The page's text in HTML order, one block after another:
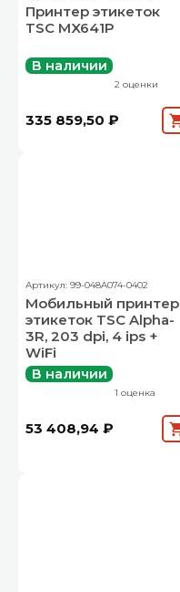
Принтер этикеток
TSC MX641P
В наличии
2 оценки
335 859,50 ₽
Артикул: 99-048A074-0402
Мобильный принтер
этикеток TSC Alpha-
3R, 203 dpi, 4 ips +
WiFi
В наличии
1 оценка
53 408,94 ₽